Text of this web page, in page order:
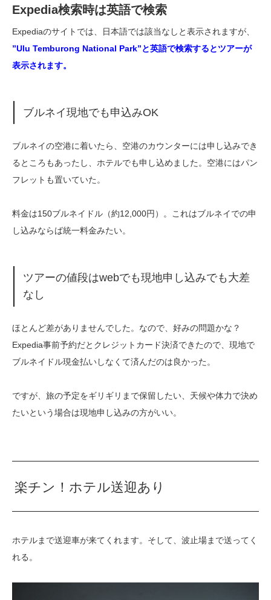
Expedia検索時は英語で検索
Expediaのサイトでは、日本語では該当なしと表示されますが、
”Ulu Temburong National Park”と英語で検索するとツアーが
表示されます。
ブルネイ現地でも申込みOK
ブルネイの空港に着いたら、空港のカウンターには申し込みでき
るところもあったし、ホテルでも申し込めました。空港にはパン
フレットも置いていた。
料金は150ブルネイドル（約12,000円）。これはブルネイでの申
し込みならば統一料金みたい。
ツアーの値段はwebでも現地申し込みでも大差
なし
ほとんど差がありませんでした。なので、好みの問題かな？
Expedia事前予約だとクレジットカード決済できたので、現地で
ブルネイドル現金払いしなくて済んだのは良かった。
ですが、旅の予定をギリギリまで保留したい、天候や体力で決め
たいという場合は現地申し込みの方がいい。
楽チン！ホテル送迎あり
ホテルまで送迎車が来てくれます。そして、波止場まで送ってく
れる。